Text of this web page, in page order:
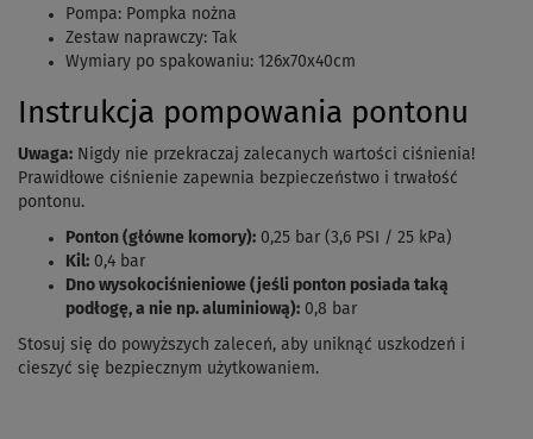
Pompa: Pompka nożna
Zestaw naprawczy: Tak
Wymiary po spakowaniu: 126x70x40cm
Instrukcja pompowania pontonu
Uwaga: Nigdy nie przekraczaj zalecanych wartości ciśnienia!
Prawidłowe ciśnienie zapewnia bezpieczeństwo i trwałość
pontonu.
Ponton (główne komory): 0,25 bar (3,6 PSI / 25 kPa)
Kil: 0,4 bar
Dno wysokociśnieniowe (jeśli ponton posiada taką
podłogę, a nie np. aluminiową): 0,8 bar
Stosuj się do powyższych zaleceń, aby uniknąć uszkodzeń i
cieszyć się bezpiecznym użytkowaniem.